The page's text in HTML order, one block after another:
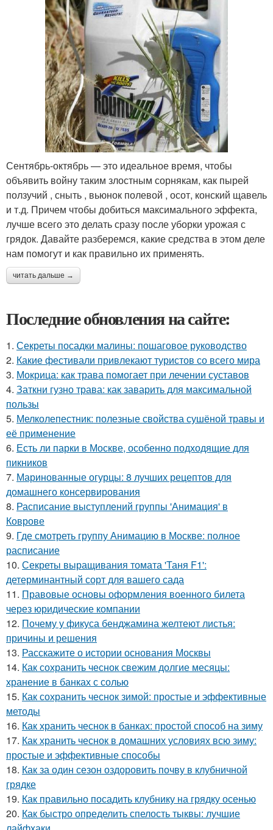
Сентябрь-октябрь — это идеальное время, чтобы
объявить войну таким злостным сорнякам, как пырей
ползучий , сныть , вьюнок полевой , осот, конский щавель
и т.д. Причем чтобы добиться максимального эффекта,
лучше всего это делать сразу после уборки урожая с
грядок. Давайте разберемся, какие средства в этом деле
нам помогут и как правильно их применять.
читать дальше →
Последние обновления на сайте:
1. Секреты посадки малины: пошаговое руководство
2. Какие фестивали привлекают туристов со всего мира
3. Мокрица: как трава помогает при лечении суставов
4. Заткни гузно трава: как заварить для максимальной
пользы
5. Мелколепестник: полезные свойства сушёной травы и
её применение
6. Есть ли парки в Москве, особенно подходящие для
пикников
7. Маринованные огурцы: 8 лучших рецептов для
домашнего консервирования
8. Расписание выступлений группы 'Анимация' в
Коврове
9. Где смотреть группу Анимацию в Москве: полное
расписание
10. Секреты выращивания томата 'Таня F1':
детерминантный сорт для вашего сада
11. Правовые основы оформления военного билета
через юридические компании
12. Почему у фикуса бенджамина желтеют листья:
причины и решения
13. Расскажите о истории основания Москвы
14. Как сохранить чеснок свежим долгие месяцы:
хранение в банках с солью
15. Как сохранить чеснок зимой: простые и эффективные
методы
16. Как хранить чеснок в банках: простой способ на зиму
17. Как хранить чеснок в домашних условиях всю зиму:
простые и эффективные способы
18. Как за один сезон оздоровить почву в клубничной
грядке
19. Как правильно посадить клубнику на грядку осенью
20. Как быстро определить спелость тыквы: лучшие